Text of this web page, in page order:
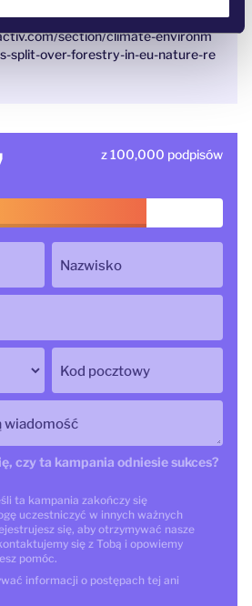
section/climate-environm
split-over-forestry-in-eu-nature-re
z 100,000 podpisów
Nazwisko
Kod pocztowy
wiadomość
czy ta kampania odniesie sukces?
ta kampania zakończy się
uczestniczyć w innych ważnych
się, aby otrzymywać nasze
się z Tobą i opowiemy
pomóc.
informacji o postępach tej ani